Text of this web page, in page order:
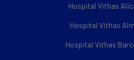
Hospital Vithas
Hospital Vithas
Hospital Vithas